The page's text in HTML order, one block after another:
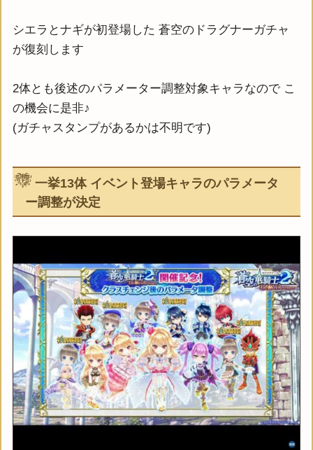
シエラとナギが初登場した 蒼空のドラグナーガチャ
が復刻します
2体とも後述のパラメーター調整対象キャラなので こ
の機会に是非♪
(ガチャスタンプがあるかは不明です)
一挙13体 イベント登場キャラのパラメータ
ー調整が決定